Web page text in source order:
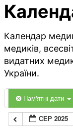
Календар
медиків,
видатних
України.
Пам'ятні дати
СЕР 2025